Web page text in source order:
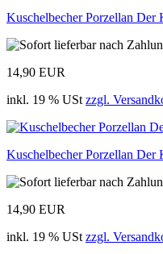
Kuschelbecher Porzellan Der
14,90 EUR
inkl. 19 % USt zzgl.
Kuschelbecher Porzellan Der
14,90 EUR
inkl. 19 % USt zzgl.